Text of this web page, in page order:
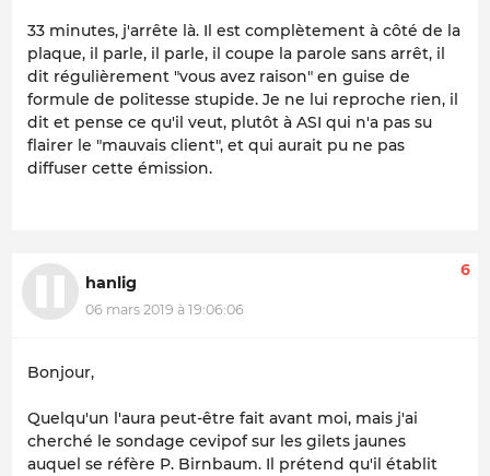
33 minutes, j'arrête là. Il est complètement à côté de la
plaque, il parle, il parle, il coupe la parole sans arrêt, il
dit régulièrement "vous avez raison" en guise de
formule de politesse stupide. Je ne lui reproche rien, il
dit et pense ce qu'il veut, plutôt à ASI qui n'a pas su
flairer le "mauvais client", et qui aurait pu ne pas
diffuser cette émission.
hanlig
06 mars 2019 à 19:06:06
6
Bonjour,
Quelqu'un l'aura peut-être fait avant moi, mais j'ai
cherché le sondage cevipof sur les gilets jaunes
auquel se réfère P. Birnbaum. Il prétend qu'il établit